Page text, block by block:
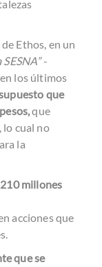
de Ethos, en un
-
los últimos
que
que
lo cual no
la
millones
acciones que
que se